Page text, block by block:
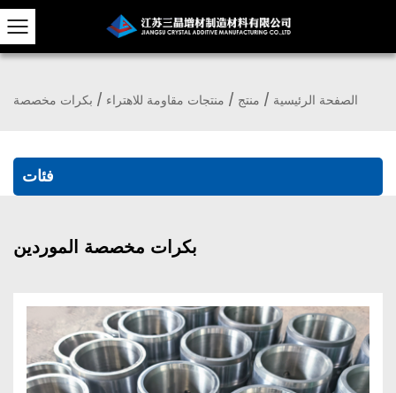
الصفحة الرئيسية / منتج / منتجات مقاومة للاهتراء / بكرات مخصصة
فئات
بكرات مخصصة الموردين